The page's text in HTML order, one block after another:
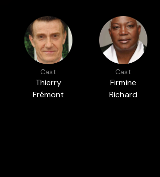
Cast
Thierry
Frémont
Cast
Firmine
Richard